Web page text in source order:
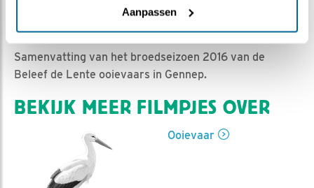
Aanpassen
| Geplaatst op 30 juli 2016, 10:25 |
Bewaar dit filmpje|
1954x
Samenvatting van het broedseizoen 2016 van de
Beleef de Lente ooievaars in Gennep.
BEKIJK MEER FILMPJES OVER
Ooievaar